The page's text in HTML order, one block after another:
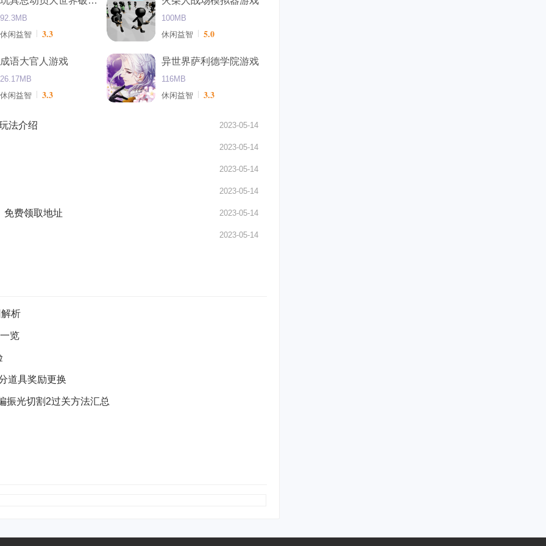
92.3MB
休闲益智
3.3
100MB
休闲益智
5.0
成语大官人游戏
26.17MB
休闲益智
3.3
异世界萨利德学院游戏
116MB
休闲益智
3.3
法介绍 2023-05-14
2023-05-14
2023-05-14
2023-05-14
免费领取地址 2023-05-14
2023-05-14
析
览
道具奖励更换
振光切割2过关方法汇总